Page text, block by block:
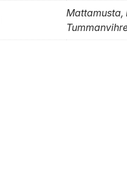
Mattamusta,